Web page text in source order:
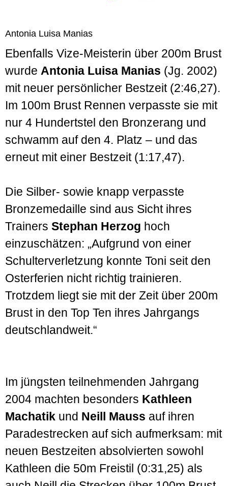
Antonia Luisa Manias
Ebenfalls Vize-Meisterin über 200m Brust
wurde Antonia Luisa Manias (Jg. 2002)
mit neuer persönlicher Bestzeit (2:46,27).
Im 100m Brust Rennen verpasste sie mit
nur 4 Hundertstel den Bronzerang und
schwamm auf den 4. Platz – und das
erneut mit einer Bestzeit (1:17,47).
Die Silber- sowie knapp verpasste
Bronzemedaille sind aus Sicht ihres
Trainers Stephan Herzog hoch
einzuschätzen: „Aufgrund von einer
Schulterverletzung konnte Toni seit den
Osterferien nicht richtig trainieren.
Trotzdem liegt sie mit der Zeit über 200m
Brust in den Top Ten ihres Jahrgangs
deutschlandweit.“
Im jüngsten teilnehmenden Jahrgang
2004 machten besonders Kathleen
Machatik und Neill Mauss auf ihren
Paradestrecken auf sich aufmerksam: mit
neuen Bestzeiten absolvierten sowohl
Kathleen die 50m Freistil (0:31,25) als